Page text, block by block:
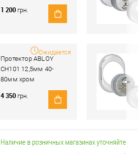
1 200 грн.
Протектор ABLOY
CH101 12,5мм 40-
80мм хром
Ожидается
4 350 грн.
Наличие в розничных магазинах уточняйте